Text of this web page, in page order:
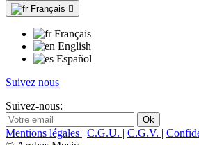
Français 
Français
English
Español
Suivez nous
Suivez-nous:
Mentions légales | C.G.U. | C.G.V. |